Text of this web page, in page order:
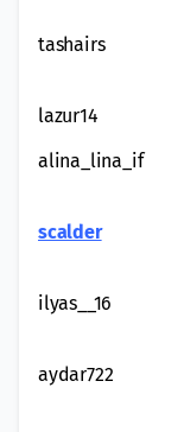
tashairs
lazur14
alina_lina_if
scalder
ilyas__16
aydar722